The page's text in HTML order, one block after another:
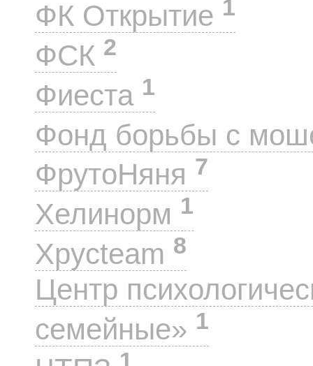
ФК Открытие 1
ФСК 2
Фиеста 1
Фонд борьбы с
ФрутоНяня 7
Хелинорм 1
Хрусteam 8
Центр
семейные» 1
1